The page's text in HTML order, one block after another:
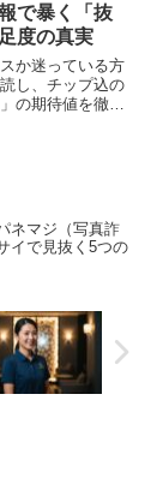
で暴く「抜
度の真実
か迷っている方
し、チップ込の
の期待値を徹底
ネマジ（写真詐
イで見抜く5つの